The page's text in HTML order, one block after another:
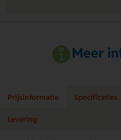
Meer
Prijsinformatie Specificaties
Levering